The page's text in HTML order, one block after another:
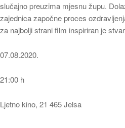
slučajno preuzima mjesnu župu.
zajednica započne proces
za najbolji strani film inspiriran je
07.08.2020.
21:00 h
Ljetno kino, 21 465 Jelsa